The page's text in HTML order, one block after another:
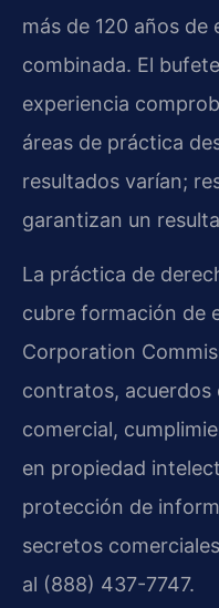
más de 120 años de
combinada. El
experiencia
áreas de práctica
resultados varían;
garantizan un
La práctica de
cubre formación de
Corporation
contratos, acuerdos
comercial,
en propiedad
protección de
secretos
al (888) 437-7747.